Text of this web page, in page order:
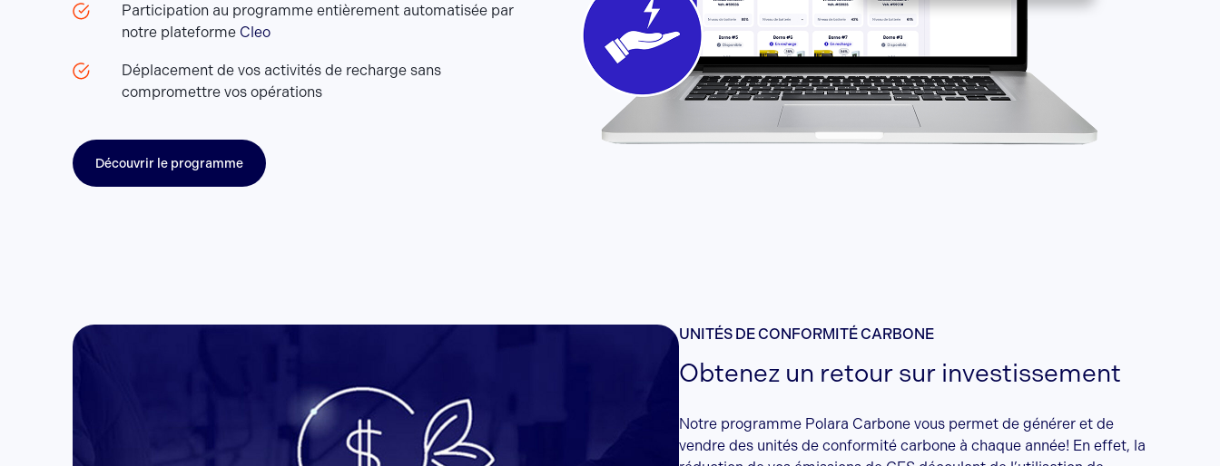
Participation au programme entièrement automatisée par
notre plateforme Cleo
Déplacement de vos activités de recharge sans
compromettre vos opérations
Découvrir le programme
UNITÉS DE CONFORMITÉ CARBONE
Obtenez un retour sur investissement
Notre programme Polara Carbone vous permet de générer et de
vendre des unités de conformité carbone à chaque année! En effet, la